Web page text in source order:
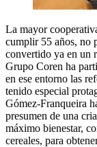
La mayor
cumplir 55 años, no
convertido ya en un
Grupo Coren ha
en ese entorno las
tenido especial
Gómez-Franqueira
presumen de una
máximo bienestar,
cereales, para